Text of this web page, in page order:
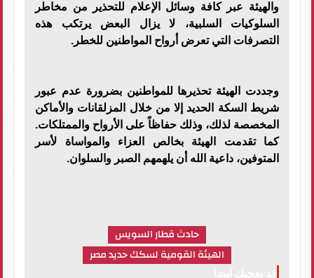
والهيئة عبر كافة وسائل الإعلام للتحذير من مخاطر
السلوكيات السلبية، لا يزال البعض يرتكب هذه
التصرفات التي تعرض أرواح المواطنين للخطر.
​وجددت الهيئة تحذيرها للمواطنين بضرورة عدم عبور
شريط السكة الحديد إلا من خلال المزلقانات والأماكن
المخصصة لذلك، وذلك حفاظاً على الأرواح والممتلكات.
كما تقدمت الهيئة بخالص العزاء والمواساة لأسر
المتوفين، داعية الله أن يلهمهم الصبر والسلوان.
حادث قطار السويس
الهيئة القومية لسكك حديد مصر